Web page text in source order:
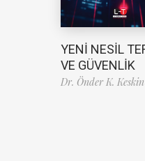
YENİ NESİL
VE GÜVENLİK
Dr. Önder K. Keskin